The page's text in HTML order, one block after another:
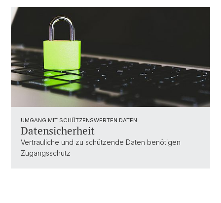
UMGANG MIT SCHÜTZENSWERTEN DATEN
Datensicherheit
Vertrauliche und zu schützende Daten benötigen
Zugangsschutz